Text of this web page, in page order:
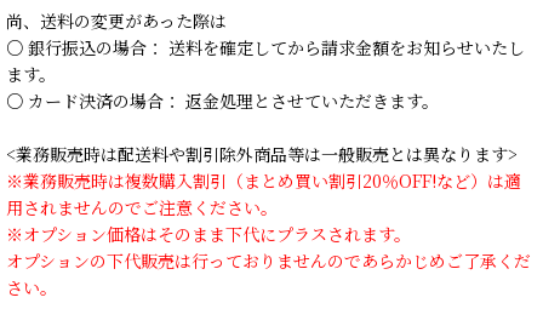
尚、送料の変更があった際は
○ 銀行振込の場合： 送料を確定してから請求金額をお知らせいたし
ます。
○ カード決済の場合： 返金処理とさせていただきます。
<業務販売時は配送料や割引除外商品等は一般販売とは異なります>
※業務販売時は複数購入割引（まとめ買い割引20％OFF!など）は適
用されませんのでご注意ください。
※オプション価格はそのまま下代にプラスされます。
オプションの下代販売は行っておりませんのであらかじめご了承くだ
さい。